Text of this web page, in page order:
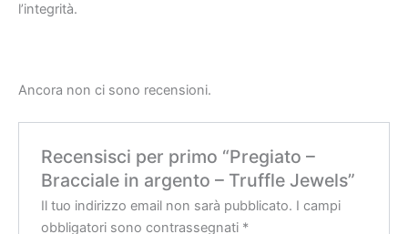
l’integrità.
Ancora non ci sono recensioni.
Recensisci per primo “Pregiato –
Bracciale in argento – Truffle Jewels”
Il tuo indirizzo email non sarà pubblicato. I campi
obbligatori sono contrassegnati *